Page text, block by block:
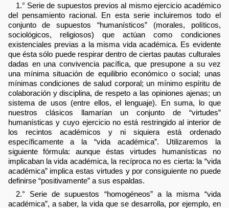
1.° Serie de supuestos previos al mismo ejercicio académico
del pensamiento racional. En esta serie incluiremos todo el
conjunto de supuestos “humanísticos” (morales, políticos,
sociológicos, religiosos) que actúan como condiciones
existenciales previas a la misma vida académica. Es evidente
que ésta sólo puede respirar dentro de ciertas pautas culturales
dadas en una convivencia pacífica, que presupone a su vez
una mínima situación de equilibrio económico o social; unas
mínimas condiciones de salud corporal; un mínimo espíritu de
colaboración y disciplina, de respeto a las opiniones ajenas; un
sistema de usos (entre ellos, el lenguaje). En suma, lo que
nuestros clásicos llamarían un conjunto de “virtudes”
humanísticas y cuyo ejercicio no está restringido al interior de
los recintos académicos y ni siquiera está ordenado
específicamente a la “vida académica”. Utilizaremos la
siguiente fórmula: aunque éstas virtudes humanísticas no
implicaban la vida académica, la recíproca no es cierta: la “vida
académica” implica estas virtudes y por consiguiente no puede
definirse “positivamente” a sus espaldas.
2.° Serie de supuestos “homogéneos” a la misma “vida
académica”, a saber, la vida que se desarrolla, por ejemplo, en